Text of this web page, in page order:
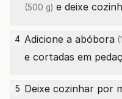
(500 g) e deixe
4 Adicione a abóbora
e cortadas em
5 Deixe cozinhar por